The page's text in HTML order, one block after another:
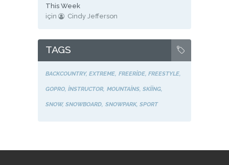
This Week
için
Cindy Jefferson
TAGS
BACKCOUNTRY EXTREME FREERIDE FREESTYLE
GOPRO INSTRUCTOR MOUNTAINS SKIING
SNOW SNOWBOARD SNOWPARK SPORT